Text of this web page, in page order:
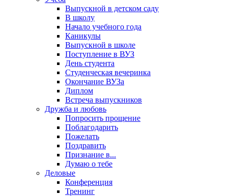
Выпускной в детском саду
В школу
Начало учебного года
Каникулы
Выпускной в школе
Поступление в ВУЗ
День студента
Студенческая вечеринка
Окончание ВУЗа
Диплом
Встреча выпускников
Дружба и любовь
Попросить прощение
Поблагодарить
Пожелать
Поздравить
Признание в...
Думаю о тебе
Деловые
Конференция
Тренинг